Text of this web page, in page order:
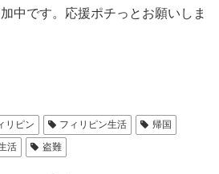
中です。応援ポチっとお願いしま
リピン フィリピン生活
帰国
活 盗難